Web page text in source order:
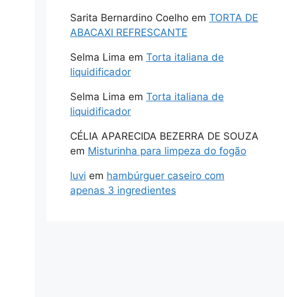
Sarita Bernardino Coelhoem TORTA DE
ABACAXI REFRESCANTE
Selma Lima em Torta italiana de
liquidificador
Selma Lima em Torta italiana de
liquidificador
CÉLIA APARECIDA BEZERRA DE SOUZA
em Misturinha para limpeza do fogão
luvi em hambúrguer caseiro com
apenas 3 ingredientes